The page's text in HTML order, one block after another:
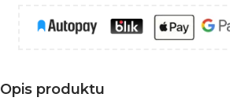
Opis produktu